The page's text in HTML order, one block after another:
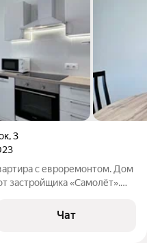
,3
с евроремонтом. Дом
застройщика «Самолёт».
машины, пылесос.
Чат